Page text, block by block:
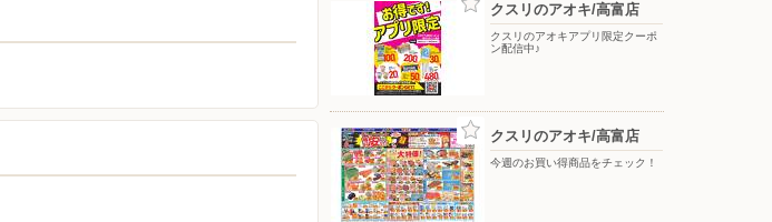
クスリのアオキ/高富店
クスリのアオキアプリ限定クーポ
ン配信中♪
クスリのアオキ/高富店
今週のお買い得商品をチェック！